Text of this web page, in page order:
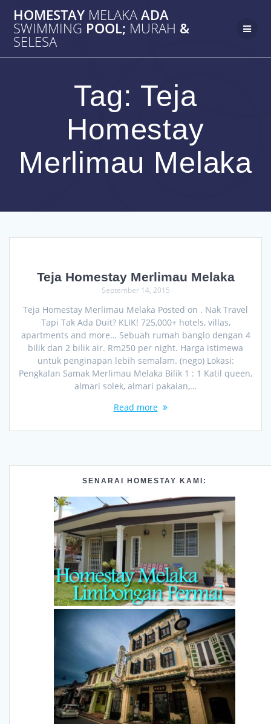
to
content
HOMESTAY MELAKAADA
SWIMMING POOL; MURAH &
SELESA
Tag: Teja
Homestay
Merlimau Melaka
Teja Homestay Merlimau Melaka
September 14, 2015
Teja Homestay Merlimau Melaka Posted on . Nak Travel
Tapi Tak Ada Duit? KLIK! 725,000+ hotels, villas,
apartments and more… Sebuah rumah banglo dengan 4
bilik dan 2 bilik air. Rm250 per night. Harga istimewa
untuk penginapan lebih semalam. (nego) Lokasi:
Pengkalan Samak Merlimau Melaka Bilik 1 : 1 Katil queen,
almari solek, almari pakaian,…
Read more
SENARAI HOMESTAY KAMI: